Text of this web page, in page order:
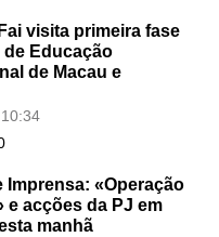
visita primeira fase
de Educação
de Macau e
Imprensa: «Operação
e acções da PJ em
manhã